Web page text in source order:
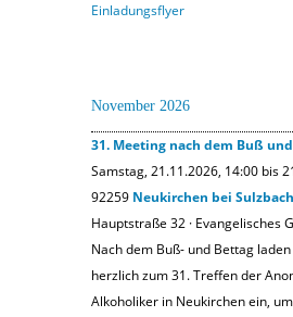
Einladungsflyer
November 2026
31. Meeting nach dem Buß
Samstag, 21.11.2026, 14:00 bis
92259 Neukirchen bei
Hauptstraße 32 · Evangelisches
Nach dem Buß- und Bettag
herzlich zum 31. Treffen der
Alkoholiker in Neukirchen ein,